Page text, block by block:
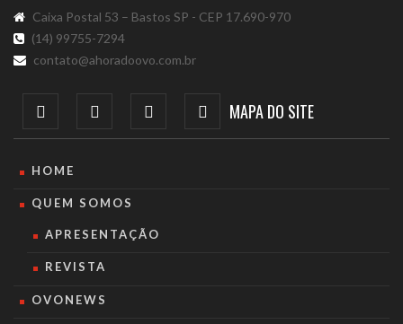
Caixa Postal 53 – Bastos SP - CEP 17.690-970
(14) 99755-7294
contato@ahoradoovo.com.br
MAPA DO SITE
HOME
QUEM SOMOS
APRESENTAÇÃO
REVISTA
OVONEWS